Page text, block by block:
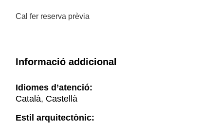
Cal fer reserva prèvia
Informació addicional
Idiomes d’atenció:
Català, Castellà
Estil arquitectònic: